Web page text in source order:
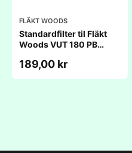
FLÄKT WOODS
Standardfilter til Fläkt
Woods VUT 180 PB
189,00 kr